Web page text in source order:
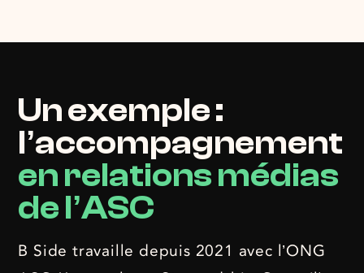
Un exemple :
l’accompagnement
en relations médias
de l’ASC
B Side travaille depuis 2021 avec l’ONG